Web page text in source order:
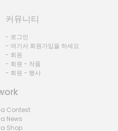
커뮤니티
- 로그인
- 여기서 회원가입을 하세요
- 회원
- 회원 - 작품
- 회원 - 행사
Contest
News
Shop